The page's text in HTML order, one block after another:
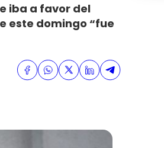
iba a favor del
este domingo “fue